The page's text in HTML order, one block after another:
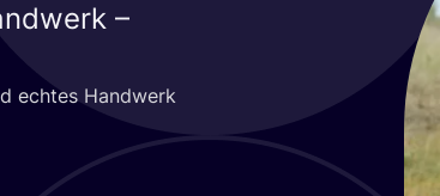
–
ech­tes Hand­werk